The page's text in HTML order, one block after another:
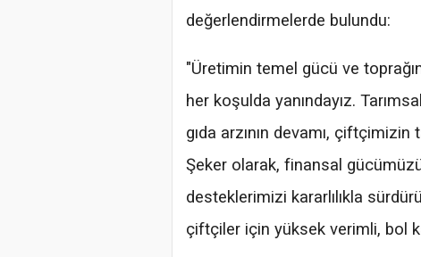
değerlendirmelerde bulundu:
"Üretimin temel gücü ve
her koşulda yanındayız.
gıda arzının devamı,
Şeker olarak, finansal
desteklerimizi kararlılıkla
çiftçiler için yüksek verimli, bol